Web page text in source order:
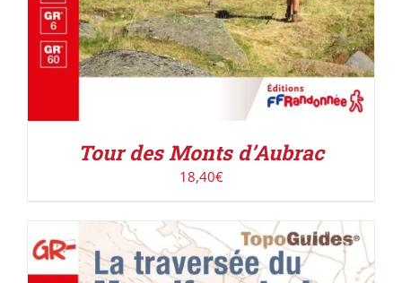
Tour des Monts d’Aubrac
18,40€